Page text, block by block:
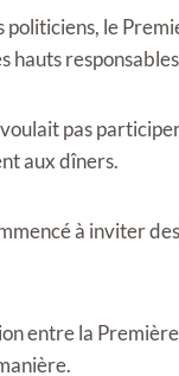
le
hauts
pas
aux dîners.
à inviter
entre la